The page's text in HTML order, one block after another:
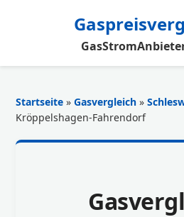
GasStrom
Startseite »Gasvergleich »
Kröppelshagen-Fahrendorf